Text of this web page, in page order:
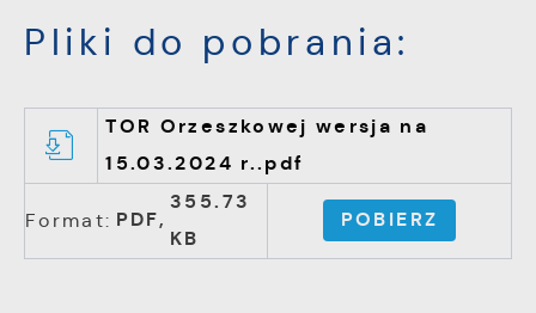
Pliki do pobrania:
TOR Orzeszkowej wersja na
15.03.2024 r..pdf
Format: PDF,
355.73
KB
POBIERZ